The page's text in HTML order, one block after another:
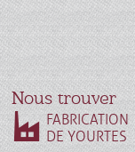
Nous trouver
FABRICATION
DE YOURTES